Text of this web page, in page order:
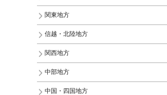
関東地方
信越・北陸地方
関西地方
中部地方
中国・四国地方